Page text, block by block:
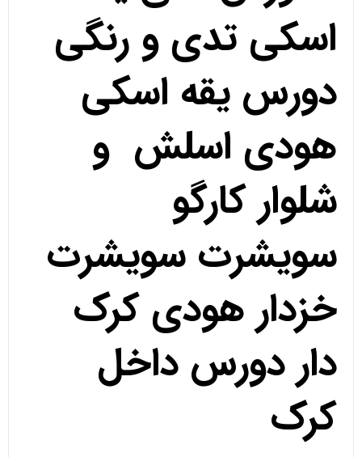
اسکی تدی و رنگی
دورس یقه اسکی
هودی اسلش و
شلوار کارگو
سویشرت سویشرت
خزدار هودی کرک
دار دورس داخل
کرک